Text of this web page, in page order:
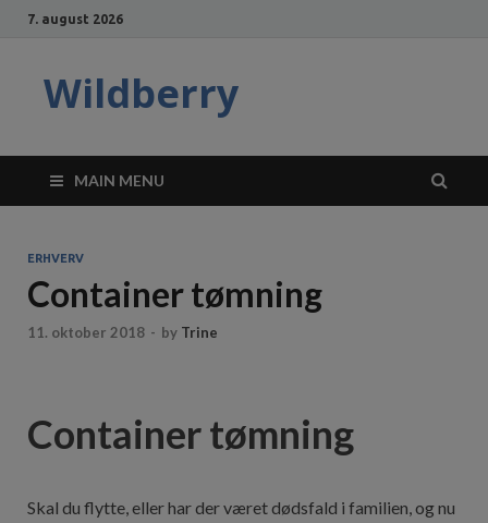
7. august 2026
Wildberry
MAIN MENU
ERHVERV
Container tømning
11. oktober 2018 - by Trine
Container tømning
Skal du flytte, eller har der været dødsfald i familien, og nu